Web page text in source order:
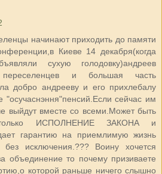
начинают приходить до памяти
Киеве 14 декабря(когда
сухую голодовку)андреев
и большая часть
добро андрееву и его прихлебалу
"осучаснэння"пенсий.Если сейчас им
выйдут вместе со всеми.Может быть
только ИСПОЛНЕНИЕ ЗАКОНА и
гарантию на приемлимую жизнь
исключения.??? Воину хочется
объединение то почему призиваете
которой раньше ничего слышно